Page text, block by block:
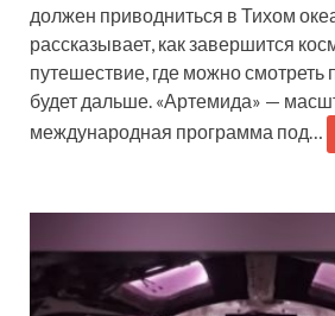
должен приводниться в Тихом
рассказывает, как завершится
путешествие, где можно смотреть
будет дальше. «Артемида» —
международная программа под…